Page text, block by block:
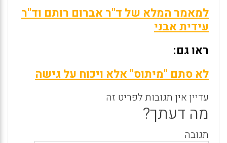
למאמר המלא של ד"ר אברום רותם וד"ר
עידית אבני
ראו גם:
לא סתם "מיתוס" אלא ויכוח על גישה
עדיין אין תגובות לפריט זה
מה דעתך?
תגובה